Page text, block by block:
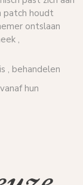
patch houdt
ontslaan
,
, behandelen
hun